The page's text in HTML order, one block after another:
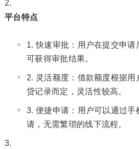
平台特点
快速审批：用户在提交申请
可获得审批结果。
灵活额度：借款额度根据
贷记录而定，灵活性较高。
便捷申请：用户可以通过手
请，无需繁琐的线下流程。